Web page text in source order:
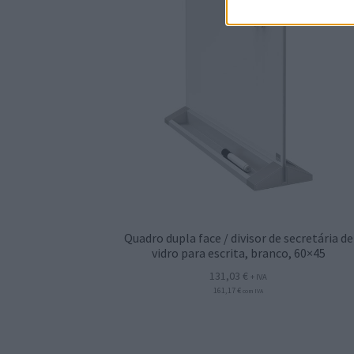
Quadro dupla face / divisor de secretária de
vidro para escrita, branco, 60×45
131,03 € + IVA
161,17 € com IVA